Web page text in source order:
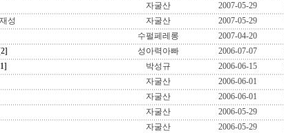
자굴산 2007-05-29
성 자굴산 2007-05-29
수펄페레롱 2007-04-20
[2] 성아력아빠 2006-07-07
박성규 2006-06-15
자굴산 2006-06-01
자굴산 2006-06-01
자굴산 2006-05-29
자굴산 2006-05-29